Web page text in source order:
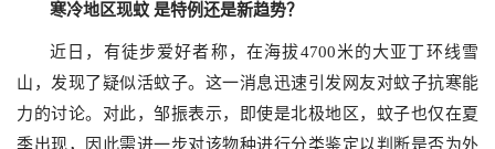
寒冷地区现蚊 是特例还是新趋势？
近日，有徒步爱好者称，在海拔4700米的大亚丁环线雪
山，发现了疑似活蚊子。这一消息迅速引发网友对蚊子抗寒能
力的讨论。对此，邹振表示，即使是北极地区，蚊子也仅在夏
季出现，因此需进一步对该物种进行分类鉴定以判断是否为外